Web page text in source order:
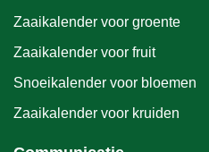
Zaaikalender voor groente
Zaaikalender voor fruit
Snoeikalender voor bloemen
Zaaikalender voor kruiden